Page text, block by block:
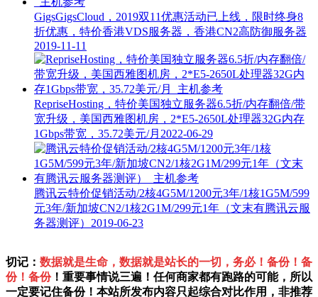
GigsGigsCloud，2019双11优惠活动已上线，限时终身8
折优惠，特价香港VDS服务器，香港CN2高防御服务器
2019-11-11
RepriseHosting，特价美国独立服务器6.5折/内存翻倍/带
宽升级，美国西雅图机房，2*E5-2650L处理器32G内存
1Gbps带宽，35.72美元/月 2022-06-29
腾讯云特价促销活动/2核4G5M/1200元3年/1核1G5M/599
元3年/新加坡CN2/1核2G1M/299元1年（文末有腾讯云服
务器测评） 2019-06-23
切记： 数据就是生命，数据就是站长的一切，务必！备份！备
份！备份！重要事情说三遍！任何商家都有跑路的可能，所以
一定要记住备份！本站所发布内容只起综合对比作用，非推荐